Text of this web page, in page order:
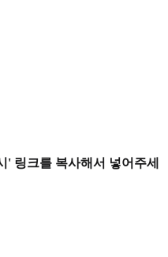
' 링크를 복사해서 넣어주세